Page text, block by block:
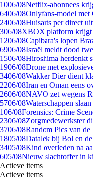
1006/08Netflix-abonnees
6406/08Onlyfans-model met
2406/08Huisarts per direct
306/08XBOX platform krijgt
1206/08Capibara's lopen
6906/08Israël meldt dood
1506/08Hiroshima herdenkt
1906/08Drone met
3406/08Wakker Dier dient
2206/08Iran en Oman eens
2606/08NAVO zet wegens
5706/08Waterschappen
106/08Forensics: Crime
2306/08Zorgmedewerkster
3706/08Random Pics van de
1805/08Datalek bij Bol en
3405/08Kind overleden na
605/08Nieuw slachtoffer in
Actieve items
Actieve items